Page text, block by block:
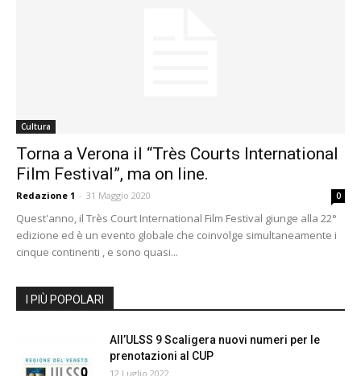
Cultura
Torna a Verona il “Très Courts International
Film Festival”, ma on line.
Redazione 1 - 31 Maggio 2020 0
Quest'anno, il Très Court International Film Festival giunge alla 22°
edizione ed è un evento globale che coinvolge simultaneamente i
cinque continenti , e sono quasi...
I PIÙ POPOLARI
All’ULSS 9 Scaligera nuovi numeri per le
prenotazioni al CUP
12 Luglio 2022